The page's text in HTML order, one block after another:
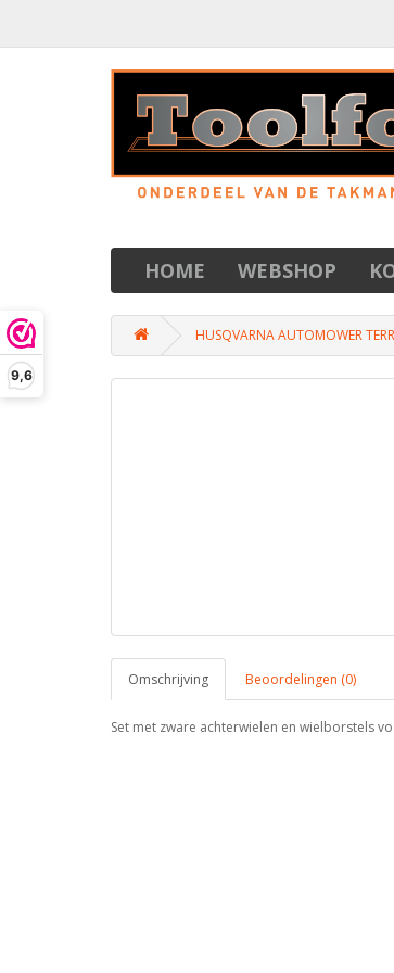
9,6
HOME WEBSHOP
HUSQVARNA AUTOMOWER
Omschrijving Beoordelingen (0)
Set met zware achterwielen en wielborstels